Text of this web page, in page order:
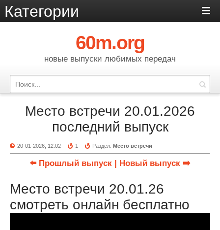
Категории
60m.org
новые выпуски любимых передач
Место встречи 20.01.2026
последний выпуск
20-01-2026, 12:02 1 Раздел:Место встречи
⬅️ Прошлый выпуск | Новый выпуск ➡️
Место встречи 20.01.26
смотреть онлайн бесплатно